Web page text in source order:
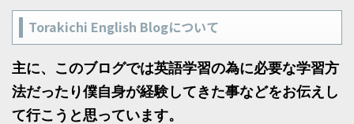
Torakichi English Blogについて
主に、このブログでは英語学習の為に必要な学習方
法だったり僕自身が経験してきた事などをお伝えし
て行こうと思っています。